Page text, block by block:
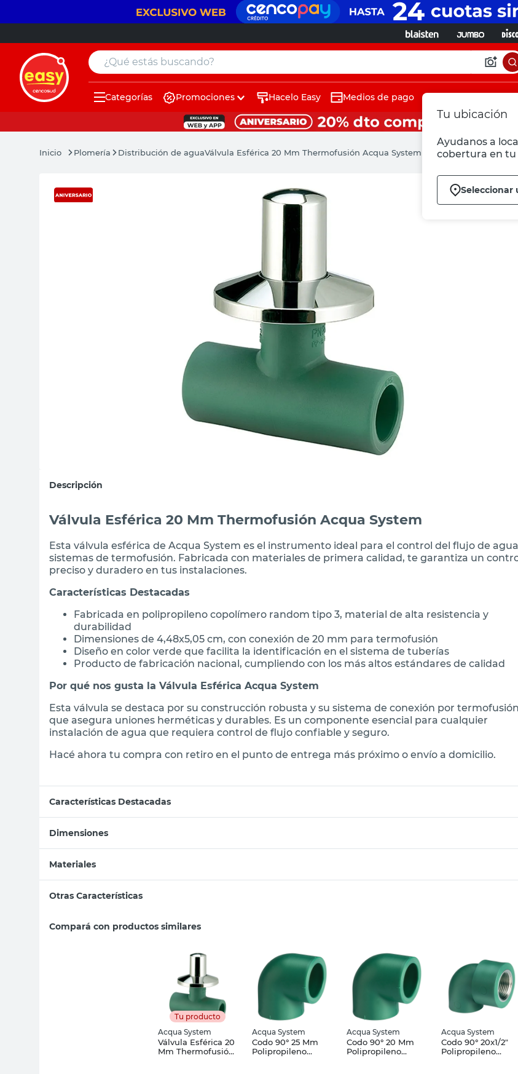
¿Qué estás buscando?
Tu ubicación
Ayudanos a
cobertura en tu
Seleccionar
Categorías Promociones Hacelo Easy Medios de pago
Plomería Distribución de aguaVálvula Esférica 20 Mm Thermofusión Acqua System
Descripción
Válvula Esférica 20 Mm Thermofusión Acqua System
Esta válvula esférica de Acqua System es el instrumento ideal para el control del flujo de
sistemas de termofusión. Fabricada con materiales de primera calidad, te garantiza un
preciso y duradero en tus instalaciones.
Características Destacadas
Fabricada en polipropileno copolímero random tipo 3, material de alta resistencia y
durabilidad
Dimensiones de 4,48x5,05 cm, con conexión de 20 mm para termofusión
Diseño en color verde que facilita la identificación en el sistema de tuberías
Producto de fabricación nacional, cumpliendo con los más altos estándares de calidad
Por qué nos gusta la Válvula Esférica Acqua System
Esta válvula se destaca por su construcción robusta y su sistema de conexión por
que asegura uniones herméticas y durables. Es un componente esencial para cualquier
instalación de agua que requiera control de flujo confiable y seguro.
Hacé ahora tu compra con retiro en el punto de entrega más próximo o envío a domicilio.
Características Destacadas
Dimensiones
Materiales
Otras Características
Compará con productos similares
Tu producto
Acqua System
Válvula Esférica 20
Mm Thermofusión
Acqua System
Codo 90° 25 Mm
Polipropileno
Acqua System
Codo 90° 20 Mm
Polipropileno
Acqua System
Codo 90° 20x1/2"
Polipropileno
muebles